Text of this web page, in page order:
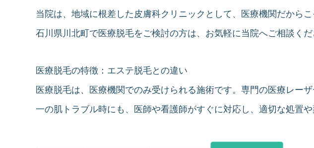
当院は、地域に根差した皮膚科クリニックとして、医療機関だから
石川県川北町で医療脱毛をご検討の方は、お気軽に当院へご相談くだ
医療脱毛の特徴：エステ脱毛との違い
医療脱毛は、医療機関でのみ受けられる施術です。専門の医療レー
一の肌トラブル時にも、医師や看護師がすぐに対応し、適切な処置や